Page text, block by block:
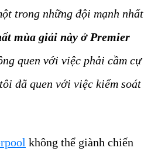
trong những đội mạnh nhất
mùa giải này ở Premier
quen với việc phải cầm cự
đã quen với việc kiểm soát
không thể giành chiến